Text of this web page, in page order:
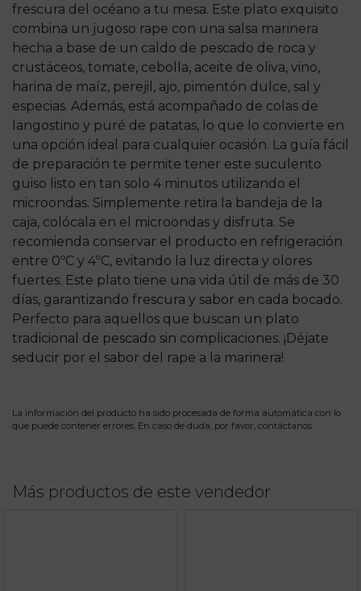
frescura del océano a tu mesa. Este plato exquisito
combina un jugoso rape con una salsa marinera
hecha a base de un caldo de pescado de roca y
crustáceos, tomate, cebolla, aceite de oliva, vino,
harina de maíz, perejil, ajo, pimentón dulce, sal y
especias. Además, está acompañado de colas de
langostino y puré de patatas, lo que lo convierte en
una opción ideal para cualquier ocasión. La guía fácil
de preparación te permite tener este suculento
guiso listo en tan solo 4 minutos utilizando el
microondas. Simplemente retira la bandeja de la
caja, colócala en el microondas y disfruta. Se
recomienda conservar el producto en refrigeración
entre 0ºC y 4ºC, evitando la luz directa y olores
fuertes. Este plato tiene una vida útil de más de 30
días, garantizando frescura y sabor en cada bocado.
Perfecto para aquellos que buscan un plato
tradicional de pescado sin complicaciones. ¡Déjate
seducir por el sabor del rape a la marinera!
La información del producto ha sido procesada de forma automática con lo
que puede contener errores. En caso de duda, por favor, contáctanos
Más productos de este vendedor